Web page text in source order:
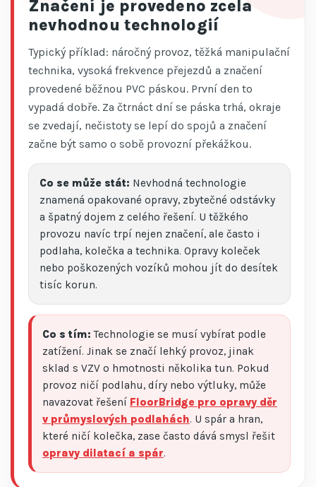
Značení je provedeno zcela
nevhodnou technologií
Typický příklad: náročný provoz, těžká manipulační
technika, vysoká frekvence přejezdů a značení
provedené běžnou PVC páskou. První den to
vypadá dobře. Za čtrnáct dní se páska trhá, okraje
se zvedají, nečistoty se lepí do spojů a značení
začne být samo o sobě provozní překážkou.
Co se může stát: Nevhodná technologie
znamená opakované opravy, zbytečné odstávky
a špatný dojem z celého řešení. U těžkého
provozu navíc trpí nejen značení, ale často i
podlaha, kolečka a technika. Opravy koleček
nebo poškozených vozíků mohou jít do desítek
tisíc korun.
Co s tím: Technologie se musí vybírat podle
zatížení. Jinak se značí lehký provoz, jinak
sklad s VZV o hmotnosti několika tun. Pokud
provoz ničí podlahu, díry nebo výtluky, může
navazovat řešení FloorBridge pro opravy děr
v průmyslových podlahách. U spár a hran,
které ničí kolečka, zase často dává smysl řešit
opravy dilatací a spár.